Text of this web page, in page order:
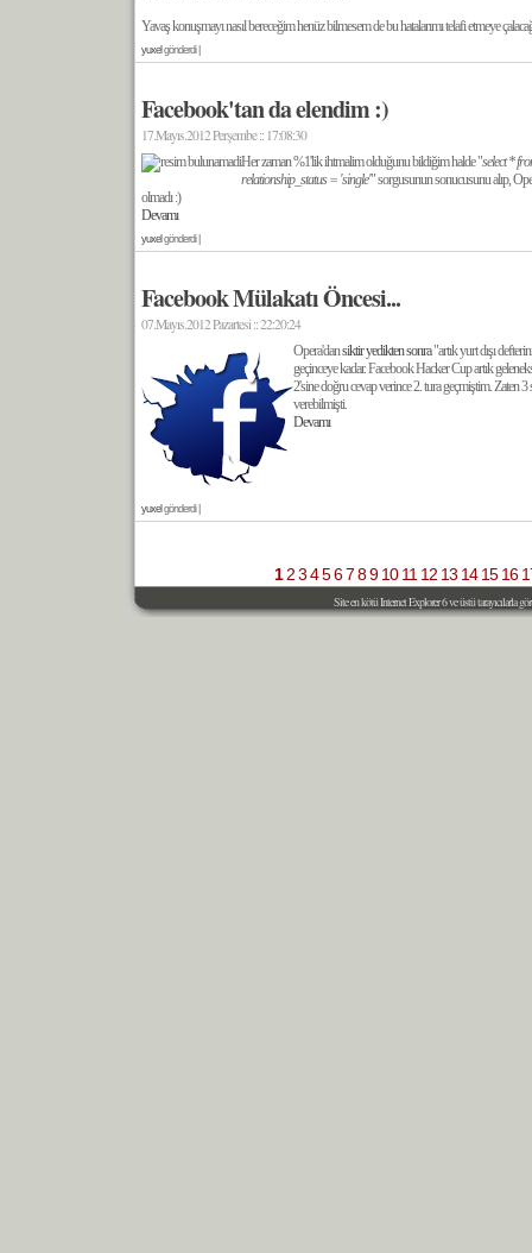
Yavaş konuşmayı nasıl bereceğim henüz bilmesem de bu hatalarımı telafi etmeye
yuxel gönderdi |
Facebook'tan da elendim :)
17.Mayıs.2012 Perşembe :: 17:08:30
Her zaman %1'lik ihtmalim olduğunu bildiğim halde "select *
relationship_status = 'single'" sorgusunun sonucusunu alıp,
olmadı :)
Devamı
yuxel gönderdi |
Facebook Mülakatı Öncesi...
07.Mayıs.2012 Pazartesi :: 22:20:24
Opera'dansiktir yedikten sonra"artık yurt dışı
geçinceye kadar. Facebook Hacker Cup artık
2'sine doğru cevap verince 2. tura geçmiştim. Zaten
verebilmişti.
Devamı
yuxel gönderdi |
1234567891011 12 13 141516
Site en kötü Internet Explorer 6 ve üstü tarayıcılarla